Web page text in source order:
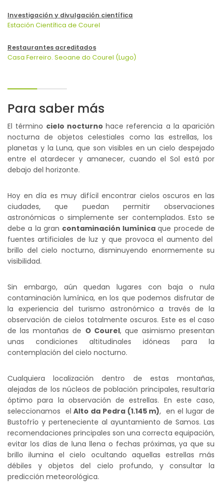
Investigación y divulgación científica
Estación Científica de Courel
Restaurantes acreditados
Casa Ferreiro. Seoane do Courel (Lugo)
Para saber más
El término cielo nocturno hace referencia a la aparición
nocturna de objetos celestiales como las estrellas, los
planetas y la Luna, que son visibles en un cielo despejado
entre el atardecer y amanecer, cuando el Sol está por
debajo del horizonte.
Hoy en día es muy difícil encontrar cielos oscuros en las
ciudades, que puedan permitir observaciones
astronómicas o simplemente ser contemplados. Esto se
debe a la gran contaminación lumínicaque procede de
fuentes artificiales de luz y que provoca el aumento del
brillo del cielo nocturno, disminuyendo enormemente su
visibilidad.
Sin embargo, aún quedan lugares con baja o nula
contaminación lumínica, en los que podemos disfrutar de
la experiencia del turismo astronómico a través de la
observación de cielos totalmente oscuros. Este es el caso
de las montañas de O Courel, que asimismo presentan
unas condiciones altitudinales idóneas para la
contemplación del cielo nocturno.
Cualquiera localización dentro de estas montañas,
alejadas de los núcleos de población principales, resultaría
óptimo para la observación de estrellas. En este caso,
seleccionamos el Alto da Pedra (1.145 m), en el lugar de
Bustofrío y perteneciente al ayuntamiento de Samos. Las
recomendaciones principales son una correcta equipación,
evitar los días de luna llena o fechas próximas, ya que su
brillo ilumina el cielo ocultando aquellas estrellas más
débiles y objetos del cielo profundo, y consultar la
predicción meteorológica.